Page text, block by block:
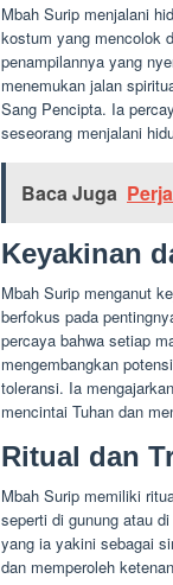
Mbah Surip menjalani
kostum yang mencolok
penampilannya yang
menemukan jalan
Sang Pencipta. Ia
seseorang menjalani
Baca Juga
Keyakinan
Mbah Surip menganut
berfokus pada
percaya bahwa setiap
mengembangkan
toleransi. Ia
mencintai Tuhan dan
Ritual dan
Mbah Surip memiliki
seperti di gunung atau
yang ia yakini sebagai
dan memperoleh